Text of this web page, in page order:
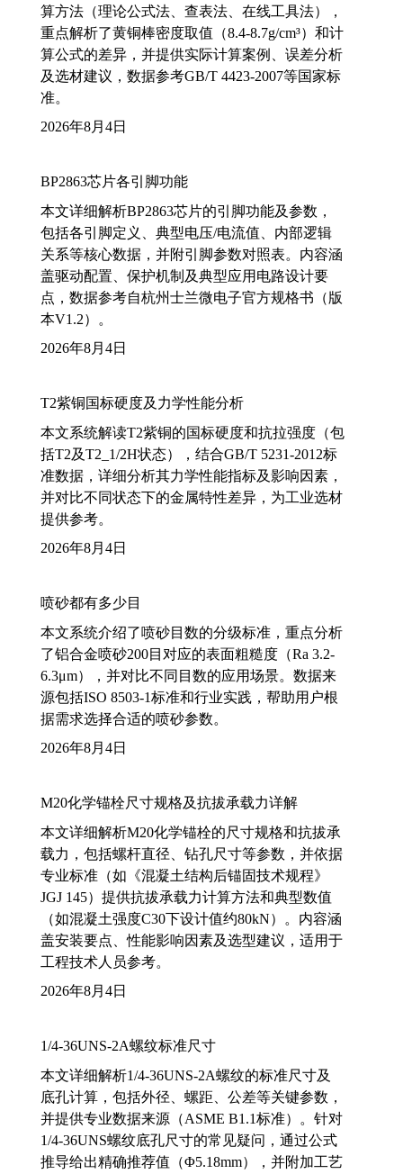
算方法（理论公式法、查表法、在线工具法），
重点解析了黄铜棒密度取值（8.4-8.7g/cm³）和计
算公式的差异，并提供实际计算案例、误差分析
及选材建议，数据参考GB/T 4423-2007等国家标
准。
2026年8月4日
BP2863芯片各引脚功能
本文详细解析BP2863芯片的引脚功能及参数，
包括各引脚定义、典型电压/电流值、内部逻辑
关系等核心数据，并附引脚参数对照表。内容涵
盖驱动配置、保护机制及典型应用电路设计要
点，数据参考自杭州士兰微电子官方规格书（版
本V1.2）。
2026年8月4日
T2紫铜国标硬度及力学性能分析
本文系统解读T2紫铜的国标硬度和抗拉强度（包
括T2及T2_1/2H状态），结合GB/T 5231-2012标
准数据，详细分析其力学性能指标及影响因素，
并对比不同状态下的金属特性差异，为工业选材
提供参考。
2026年8月4日
喷砂都有多少目
本文系统介绍了喷砂目数的分级标准，重点分析
了铝合金喷砂200目对应的表面粗糙度（Ra 3.2-
6.3μm），并对比不同目数的应用场景。数据来
源包括ISO 8503-1标准和行业实践，帮助用户根
据需求选择合适的喷砂参数。
2026年8月4日
M20化学锚栓尺寸规格及抗拔承载力详解
本文详细解析M20化学锚栓的尺寸规格和抗拔承
载力，包括螺杆直径、钻孔尺寸等参数，并依据
专业标准（如《混凝土结构后锚固技术规程》
JGJ 145）提供抗拔承载力计算方法和典型数值
（如混凝土强度C30下设计值约80kN）。内容涵
盖安装要点、性能影响因素及选型建议，适用于
工程技术人员参考。
2026年8月4日
1/4-36UNS-2A螺纹标准尺寸
本文详细解析1/4-36UNS-2A螺纹的标准尺寸及
底孔计算，包括外径、螺距、公差等关键参数，
并提供专业数据来源（ASME B1.1标准）。针对
1/4-36UNS螺纹底孔尺寸的常见疑问，通过公式
推导给出精确推荐值（Φ5.18mm），并附加工艺